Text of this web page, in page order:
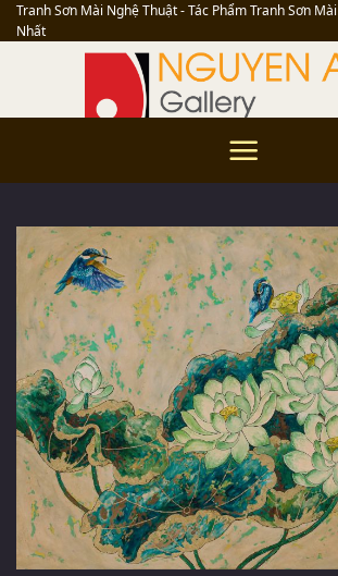
Skip
to
Tranh Sơn Mài Nghệ Thuật - Tác Phẩm Tranh Sơn
Nhất